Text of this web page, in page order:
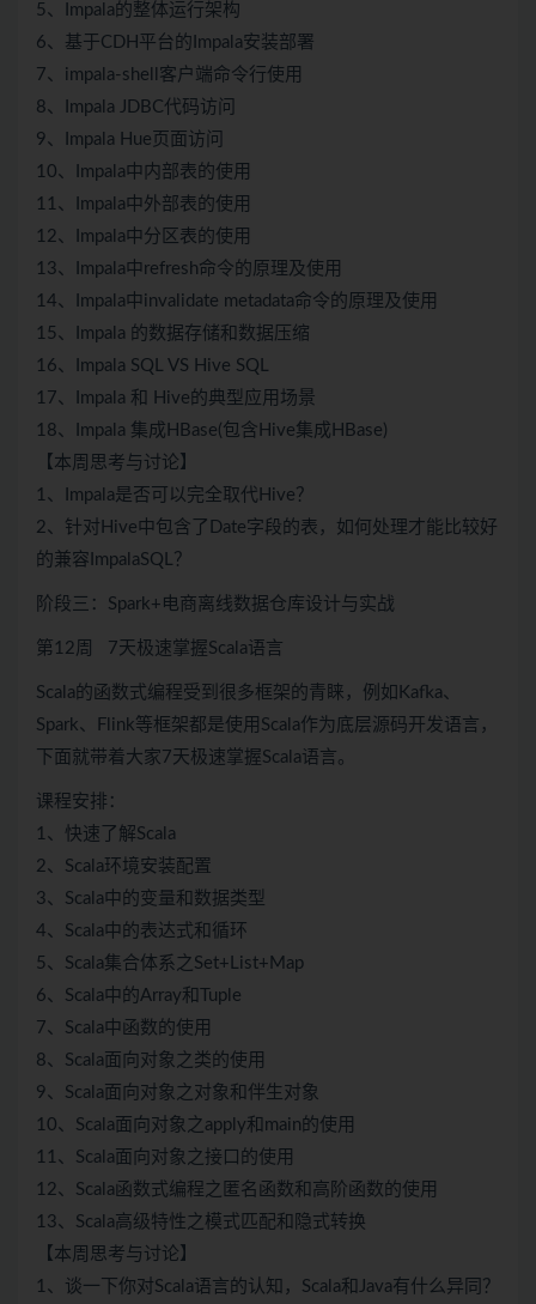
5、Impala的整体运行架构
6、基于CDH平台的Impala安装部署
7、impala-shell客户端命令行使用
8、Impala JDBC代码访问
9、Impala Hue页面访问
10、Impala中内部表的使用
11、Impala中外部表的使用
12、Impala中分区表的使用
13、Impala中refresh命令的原理及使用
14、Impala中invalidate metadata命令的原理及使用
15、Impala 的数据存储和数据压缩
16、Impala SQL VS Hive SQL
17、Impala 和 Hive的典型应用场景
18、Impala 集成HBase(包含Hive集成HBase)
【本周思考与讨论】
1、Impala是否可以完全取代Hive？
2、针对Hive中包含了Date字段的表，如何处理才能比较好
的兼容ImpalaSQL？
阶段三：Spark+电商离线数据仓库设计与实战
第12周 7天极速掌握Scala语言
Scala的函数式编程受到很多框架的青睐，例如Kafka、
Spark、Flink等框架都是使用Scala作为底层源码开发语言，
下面就带着大家7天极速掌握Scala语言。
课程安排：
1、快速了解Scala
2、Scala环境安装配置
3、Scala中的变量和数据类型
4、Scala中的表达式和循环
5、Scala集合体系之Set+List+Map
6、Scala中的Array和Tuple
7、Scala中函数的使用
8、Scala面向对象之类的使用
9、Scala面向对象之对象和伴生对象
10、Scala面向对象之apply和main的使用
11、Scala面向对象之接口的使用
12、Scala函数式编程之匿名函数和高阶函数的使用
13、Scala高级特性之模式匹配和隐式转换
【本周思考与讨论】
1、谈一下你对Scala语言的认知，Scala和Java有什么异同？